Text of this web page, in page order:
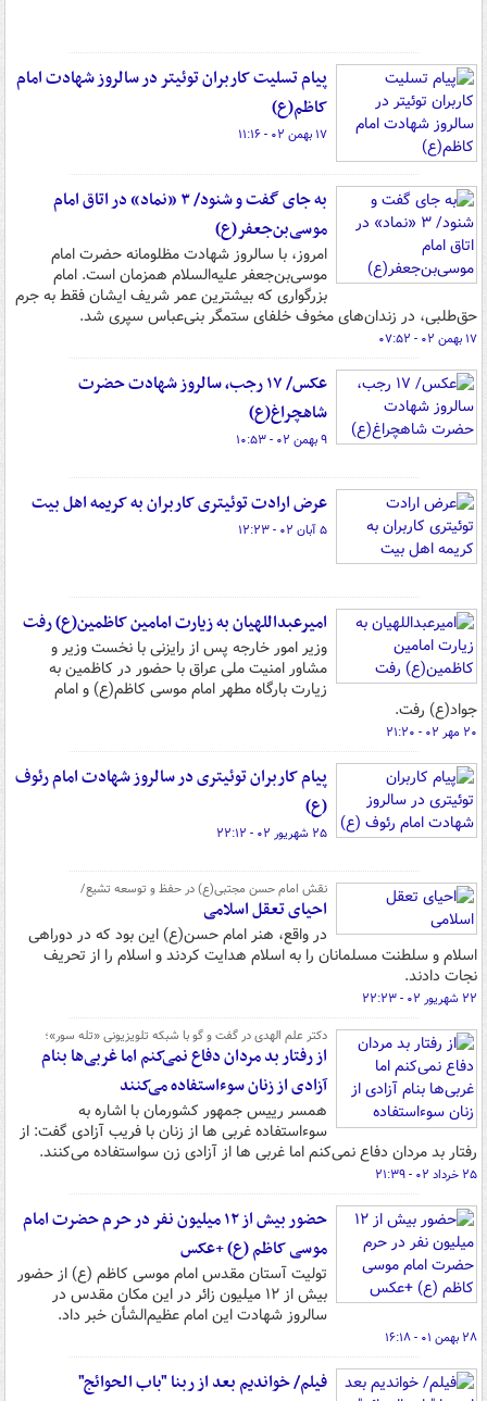
پیام تسلیت کاربران توئیتر در سالروز شهادت امام
کاظم(ع)
۱۷ بهمن ۰۲ - ۱۱:۱۶
به جای گفت و شنود/ ۳ «‌نماد» در اتاق امام
موسی‌بن‌جعفر(ع)
امروز، با سالروز شهادت مظلومانه حضرت امام
موسی‌بن‌جعفر علیه‌السلام همزمان است. امام
بزرگواری که بیشترین عمر شریف ایشان فقط به جرم
حق‌طلبی، در زندان‌های مخوف خلفای ستمگر بنی‌عباس سپری شد.
۱۷ بهمن ۰۲ - ۰۷:۵۲
عکس/ ۱۷ رجب، سالروز شهادت حضرت
شاهچراغ(ع)
۹ بهمن ۰۲ - ۱۰:۵۳
عرض ارادت توئیتری کاربران به کریمه اهل بیت
۵ آبان ۰۲ - ۱۲:۲۳
امیرعبداللهیان به زیارت امامین کاظمین(ع) رفت
وزیر امور خارجه پس از رایزنی با نخست وزیر و
مشاور امنیت ملی عراق با حضور در کاظمین به
زیارت بارگاه مطهر امام موسی کاظم(ع) و امام
جواد(ع) رفت.
۲۰ مهر ۰۲ - ۲۱:۲۰
پیام کاربران توئیتری در سالروز شهادت امام رئوف
(ع)
۲۵ شهریور ۰۲ - ۲۲:۱۲
نقش امام حسن مجتبی(ع) در حفظ و توسعه تشیع/
احیای تعقل اسلامی
در واقع، هنر امام حسن(ع) این بود که در دوراهی
اسلام و سلطنت مسلمانان را به اسلام هدایت کردند و اسلام را از تحریف
نجات دادند.
۲۲ شهریور ۰۲ - ۲۲:۲۳
دکتر علم الهدی در گفت و گو با شبکه تلویزیونی «تله سور»؛
از رفتار بد مردان دفاع نمی‌کنم اما غربی‌ها بنام
آزادی از زنان سوءاستفاده می‌کنند
همسر رییس جمهور کشورمان با اشاره به
سوءاستفاده غربی ها از زنان با فریب آزادی گفت: از
رفتار بد مردان دفاع نمی‌کنم اما غربی ها از آزادی زن سواستفاده می‌کنند.
۲۵ خرداد ۰۲ - ۲۱:۳۹
حضور بیش از ۱۲ میلیون نفر در حرم حضرت امام
موسی کاظم (ع) +عکس
تولیت آستان مقدس امام موسی کاظم (ع) از حضور
بیش از ۱۲ میلیون زائر در این مکان مقدس در
سالروز شهادت این امام عظیم‌الشأن خبر داد.
۲۸ بهمن ۰۱ - ۱۶:۱۸
فیلم/ خواندیم بعد از ربنا "باب الحوائج"